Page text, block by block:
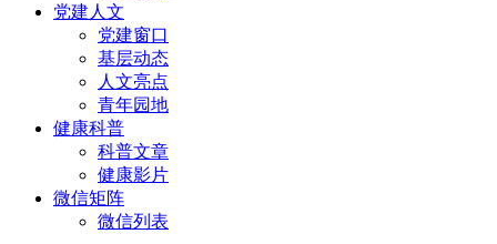
党建人文
党建窗口
基层动态
人文亮点
青年园地
健康科普
科普文章
健康影片
微信矩阵
微信列表